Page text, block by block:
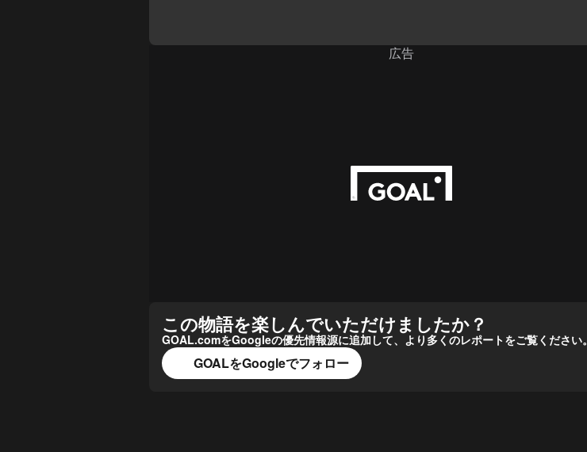
広告
この物語を楽しんでいただけましたか？
GOAL.comをGoogleの優先情報源に追加して、より多くのレポートをご覧ください。
GOALをGoogleでフォロー